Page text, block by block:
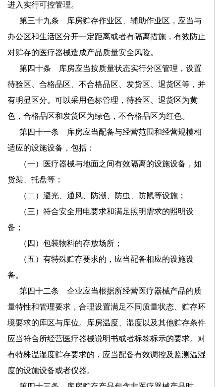
进入实行可控管理。
第三十九条 库房贮存作业区、辅助作业区，应当与
办公区和生活区分开一定距离或者有隔离措施，有效防止
对贮存的医疗器械造成产品质量安全风险。
第四十条 库房应当按质量状态实行分区管理，设置
待验区、合格品区、不合格品区、发货区、退货区等，并
有明显区分。可以采用色标管理，待验区、退货区为黄
色，合格品区和发货区为绿色，不合格品区为红色。
第四十一条 库房应当配备与经营范围和经营规模相
适应的设施设备，包括：
（一）医疗器械与地面之间有效隔离的设施设备，如
货架、托盘等；
（二）避光、通风、防潮、防虫、防鼠等设施；
（三）符合安全用电要求和满足照明需求的照明设
备；
（四）包装物料的存放场所；
（五）有特殊贮存要求的，应当配备相应的设施设
备。
第四十二条 企业应当根据所经营医疗器械产品的质
量特性和管理要求，合理设置满足不同质量状态、贮存环
境要求的库区与库位。库房温度、湿度以及其他贮存条件
应当符合所经营医疗器械说明书或者标签标示的要求。对
有特殊温湿度贮存要求的，应当配备有效调控及监测温湿
度的设施设备或者仪器。